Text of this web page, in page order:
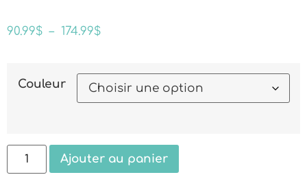
90.99$ – 174.99$
Couleur
Ajouter au panier